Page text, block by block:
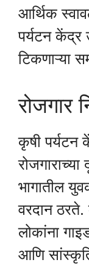
आर्थिक
पर्यटन केंद्र
टिकणाऱ्या
रोजगार
कृषी पर्यटन
रोजगाराच्या
भागातील
वरदान
लोकांना
आणि